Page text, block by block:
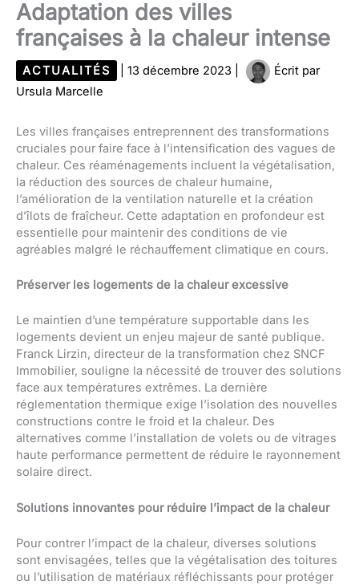
Adaptation des villes
françaises à la chaleur intense
ACTUALITÉS 13 décembre 2023
Écrit par
Ursula Marcelle
Les villes françaises entreprennent des transformations
cruciales pour faire face à l’intensification des vagues de
chaleur. Ces réaménagements incluent la végétalisation,
la réduction des sources de chaleur humaine,
l’amélioration de la ventilation naturelle et la création
d’îlots de fraîcheur. Cette adaptation en profondeur est
essentielle pour maintenir des conditions de vie
agréables malgré le réchauffement climatique en cours.
Préserver les logements de la chaleur excessive
Le maintien d’une température supportable dans les
logements devient un enjeu majeur de santé publique.
Franck Lirzin, directeur de la transformation chez SNCF
Immobilier, souligne la nécessité de trouver des solutions
face aux températures extrêmes. La dernière
réglementation thermique exige l’isolation des nouvelles
constructions contre le froid et la chaleur. Des
alternatives comme l’installation de volets ou de vitrages
haute performance permettent de réduire le rayonnement
solaire direct.
Solutions innovantes pour réduire l’impact de la chaleur
Pour contrer l’impact de la chaleur, diverses solutions
sont envisagées, telles que la végétalisation des toitures
ou l’utilisation de matériaux réfléchissants pour protéger